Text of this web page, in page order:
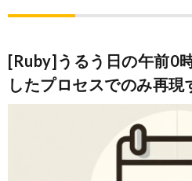
[Ruby]うるう日の午前0
したプロセスでのみ再現